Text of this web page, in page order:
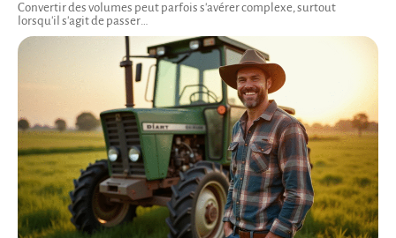
Convertir des volumes peut parfois s'avérer complexe, surtout
lorsqu'il s'agit de passer…